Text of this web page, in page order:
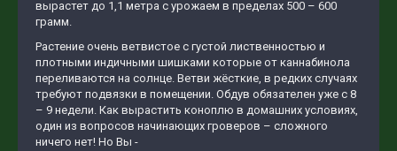
вырастет до 1,1 метра с урожаем в пределах 500 – 600
грамм.
Растение очень ветвистое с густой лиственностью и
плотными индичными шишками которые от каннабинола
переливаются на солнце. Ветви жёсткие, в редких случаях
требуют подвязки в помещении. Обдув обязателен уже с 8
– 9 недели. Как вырастить коноплю в домашних условиях,
один из вопросов начинающих гроверов – сложного
ничего нет! Но Вы -